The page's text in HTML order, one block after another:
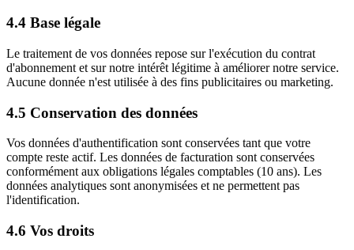
4.4 Base légale
Le traitement de vos données repose sur l'exécution du contrat
d'abonnement et sur notre intérêt légitime à améliorer notre service.
Aucune donnée n'est utilisée à des fins publicitaires ou marketing.
4.5 Conservation des données
Vos données d'authentification sont conservées tant que votre
compte reste actif. Les données de facturation sont conservées
conformément aux obligations légales comptables (10 ans). Les
données analytiques sont anonymisées et ne permettent pas
l'identification.
4.6 Vos droits